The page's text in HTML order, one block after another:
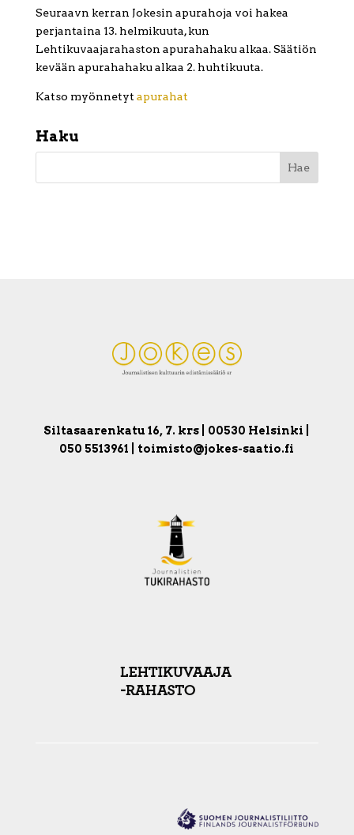
Seuraavn kerran Jokesin apurahoja voi hakea
perjantaina 13. helmikuuta, kun
Lehtikuvaajarahaston apurahahaku alkaa. Säätiön
kevään apurahahaku alkaa 2. huhtikuuta.
Katso myönnetyt apurahat
Haku
Siltasaarenkatu 16, 7. krs | 00530 Helsinki |
050 5513961 | toimisto@jokes-saatio.fi